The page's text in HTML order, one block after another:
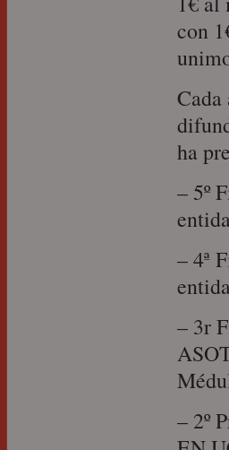
con
ha
– 5º
– 4ª
– 3r
– 2º